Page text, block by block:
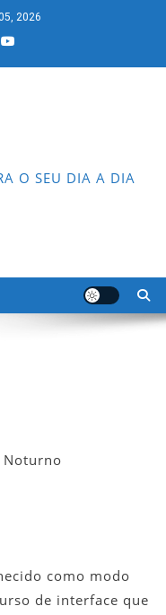
2026
O SEU DIA A DIA
Noturno
como modo
de interface que